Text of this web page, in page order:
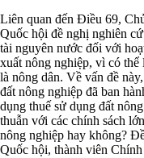
Liên quan đến Điều 69,
Quốc hội đề nghị nghiên
tài nguyên nước đối với
xuất nông nghiệp, vì có
là nông dân. Về vấn đề
đất nông nghiệp đã ban
dụng thuế sử dụng đất
thuẫn với các chính sách
nông nghiệp hay không?
Quốc hội, thành viên